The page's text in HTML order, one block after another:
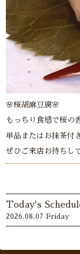
🌸桜胡麻豆腐🌸
もっちり食感で桜の
単品またはお抹茶付
ぜひご来店お待ちし
Today's
2026.08.07 Friday